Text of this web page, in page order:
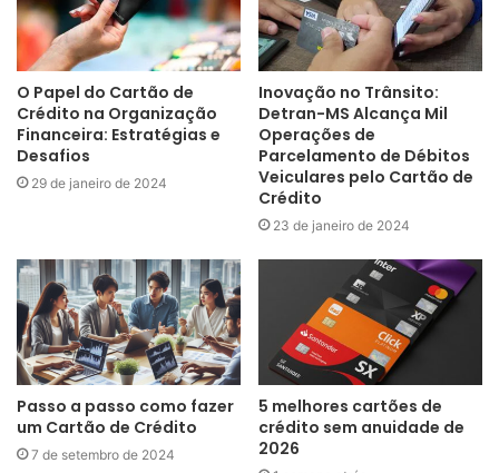
O Papel do Cartão de
Crédito na Organização
Financeira: Estratégias e
Desafios
29 de janeiro de 2024
Inovação no Trânsito:
Detran-MS Alcança Mil
Operações de
Parcelamento de Débitos
Veiculares pelo Cartão de
Crédito
23 de janeiro de 2024
Passo a passo como fazer
um Cartão de Crédito
7 de setembro de 2024
5 melhores cartões de
crédito sem anuidade de
2026